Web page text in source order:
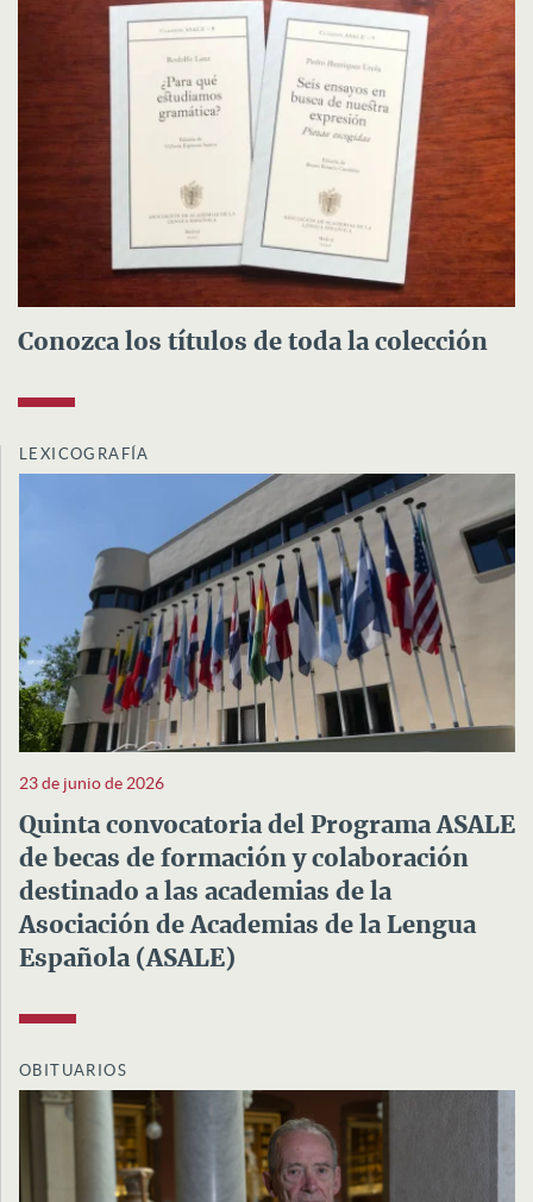
Conozca los títulos de toda la colección
LEXICOGRAFÍA
23 de junio de 2026
Quinta convocatoria del Programa ASALE
de becas de formación y colaboración
destinado a las academias de la
Asociación de Academias de la Lengua
Española (ASALE)
OBITUARIOS